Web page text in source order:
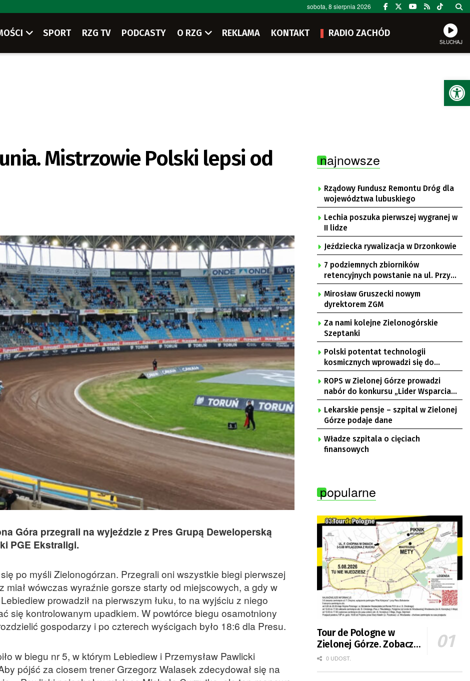
sobota, 8 sierpnia 2026
SPORT RZG TV PODCASTY O RZG REKLAMA KONTAKT RADIO ZACHÓD
SŁUCHAJ
Mistrzowie Polski lepsi od
Góra przegrali na wyjeździe z Pres Grupą Deweloperską
PGE Ekstraligi.
po myśli Zielonogórzan. Przegrali oni wszystkie biegi pierwszej
miał wówczas wyraźnie gorsze starty od miejscowych, a gdy w
prowadził na pierwszym łuku, to na wyjściu z niego
się kontrolowanym upadkiem. W powtórce biegu osamotniony
gospodarzy i po czterech wyścigach było 18:6 dla Presu.
w biegu nr 5, w którym Lebiediew i Przemysław Pawlicki
pójść za ciosem trener Grzegorz Walasek zdecydował się na
najnowsze
Rządowy Fundusz Remontu Dróg dla
województwa lubuskiego
Lechia poszuka pierwszej wygranej w
II lidze
Jeździecka rywalizacja w Drzonkowie
7 podziemnych zbiorników
retencyjnych powstanie na ul. Przy
Gazowni
Mirosław Gruszecki nowym
dyrektorem ZGM
Za nami kolejne Zielonogórskie
Szeptanki
Polski potentat technologii
kosmicznych wprowadzi się do
Zielonej Góry
ROPS w Zielonej Górze prowadzi
nabór do konkursu „Lider Wsparcia
Seniora”
Lekarskie pensje – szpital w Zielonej
Górze podaje dane
Władze szpitala o cięciach
finansowych
popularne
Tour de Pologne w
Zielonej Górze. Zobacz
zmiany w organizacji
0 UDOST.